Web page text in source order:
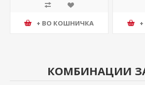
+ ВО КОШНИЧКА
КОМБИНАЦИИ